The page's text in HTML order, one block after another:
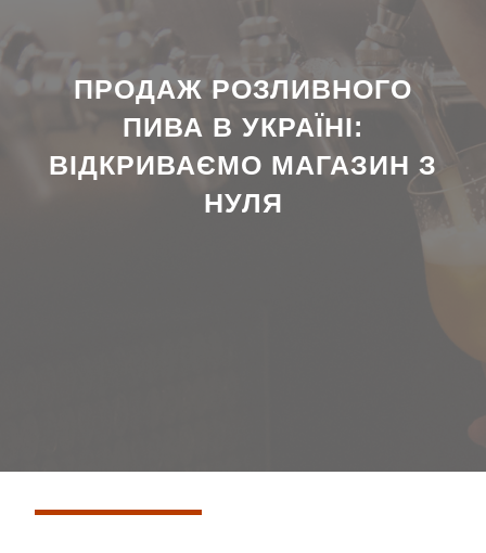
ПРОДАЖ РОЗЛИВНОГО
ПИВА В УКРАЇНІ:
ВІДКРИВАЄМО МАГАЗИН З
НУЛЯ